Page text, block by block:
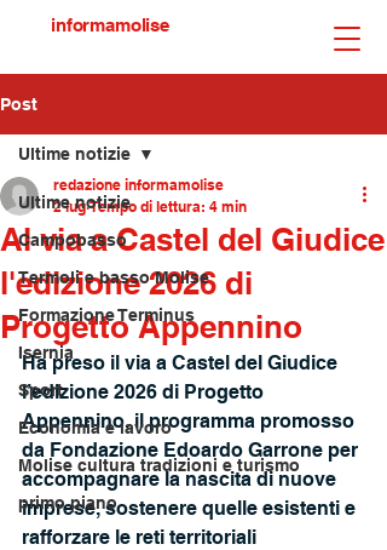
informamolise
Post
Ultime notizie
Campobasso
Termoli e basso Molise
Formazione Terminus
Isernia
Sport
Economia e lavoro
Molise cultura tradizioni e turismo
primo piano
Ultime notizie
Al via a Castel del Giudice
l'edizione 2026 di
Progetto Appennino
redazione informamolise
2 lug Tempo di lettura: 4 min
Ha preso il via a Castel del Giudice
l’edizione 2026 di Progetto
Appennino, il programma promosso
da Fondazione Edoardo Garrone per
accompagnare la nascita di nuove
imprese, sostenere quelle esistenti e
rafforzare le reti territoriali